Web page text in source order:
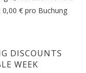
€ pro Buchung
DISCOUNTS
WEEK